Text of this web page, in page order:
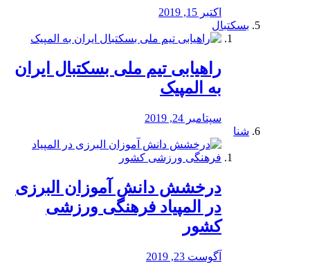
اکتبر 15, 2019
بسکتبال
راهیابی تیم ملی بسکتبال ایران
به المپیک
سپتامبر 24, 2019
شنا
درخشش دانش آموزان البرزی
در المپیاد فرهنگی ورزشی
کشور
آگوست 23, 2019